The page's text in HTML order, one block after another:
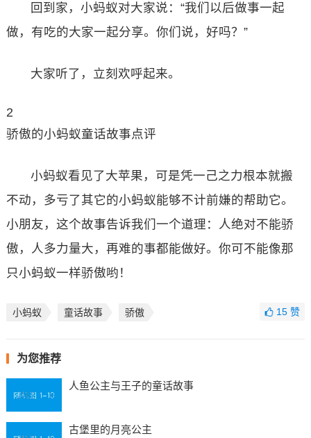
回到家，小蚂蚁对大家说：“我们以后做事一起
做，有吃的大家一起分享。你们说，好吗？”
大家听了，立刻欢呼起来。
2
骄傲的小蚂蚁童话故事点评
小蚂蚁看见了大苹果，可是凭一己之力根本就搬
不动，多亏了其它的小蚂蚁能够不计前嫌的帮助它。
小朋友，这个故事告诉我们一个道理：人绝对不能骄
傲，人多力量大，再难的事都能做好。你可不能像那
只小蚂蚁一样骄傲哟！
小蚂蚁 童话故事 骄傲 15赞
为您推荐
人鱼公主与王子的童话故事
古堡里的月亮公主